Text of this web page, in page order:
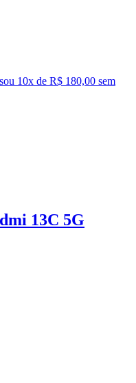
ou 10x de R$ 180,00 sem
13C 5G